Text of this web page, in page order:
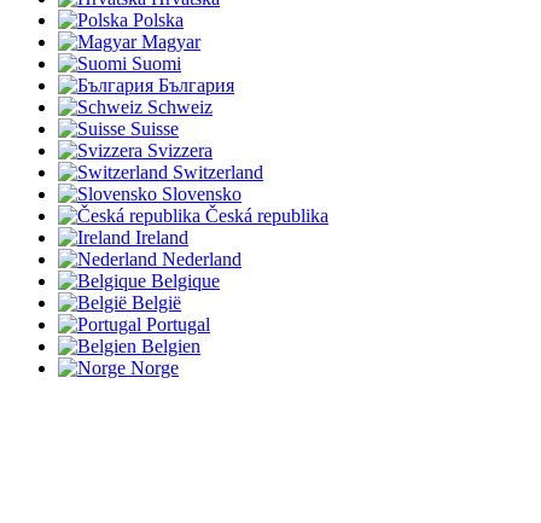
Polska
Magyar
Suomi
България
Schweiz
Suisse
Svizzera
Switzerland
Slovensko
Česká republika
Ireland
Nederland
Belgique
België
Portugal
Belgien
Norge